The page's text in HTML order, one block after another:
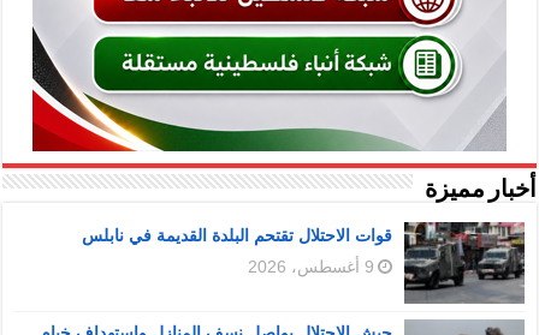
أخبار مميزة
قوات الاحتلال تقتحم البلدة القديمة في نابلس
9 أغسطس، 2026